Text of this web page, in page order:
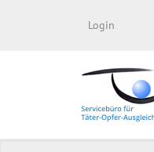
Login